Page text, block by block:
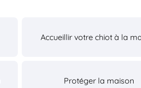
Accueillir votre chiot à la
Protéger la maison